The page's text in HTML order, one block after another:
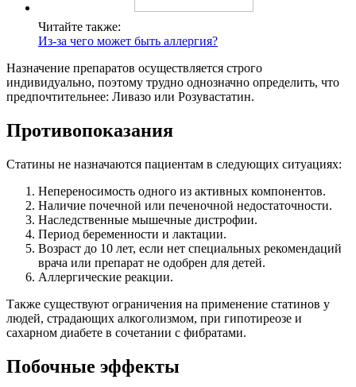
Читайте также:
Из-за чего может быть аллергия?
Назначение препаратов осуществляется строго
индивидуально, поэтому трудно однозначно определить, что
предпочтительнее: Ливазо или Розувастатин.
Противопоказания
Статины не назначаются пациентам в следующих ситуациях:
Непереносимость одного из активных компонентов.
Наличие почечной или печеночной недостаточности.
Наследственные мышечные дистрофии.
Период беременности и лактации.
Возраст до 10 лет, если нет специальных рекомендаций
врача или препарат не одобрен для детей.
Аллергические реакции.
Также существуют ограничения на применение статинов у
людей, страдающих алкоголизмом, при гипотиреозе и
сахарном диабете в сочетании с фибратами.
Побочные эффекты